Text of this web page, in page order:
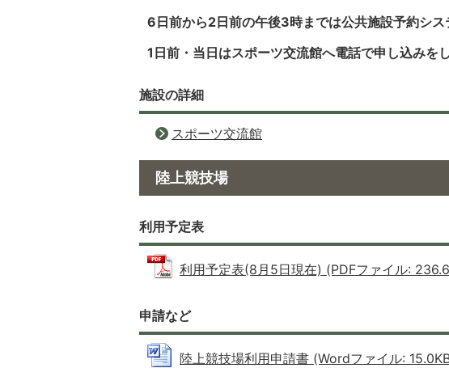
6日前から2日前の午後3時までは公共施設予約シス
1日前・当日はスポーツ交流館へ電話で申し込みを
施設の詳細
スポーツ交流館
陸上競技場
利用予定表
利用予定表(8月5日現在) (PDFファイル:
申請など
陸上競技場利用申請書 (Wordファイル: